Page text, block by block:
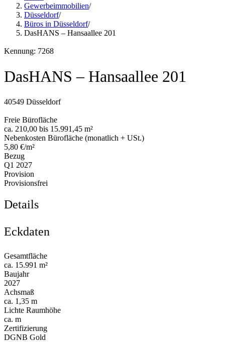
Gewerbeimmobilien/
Düsseldorf/
Büros in Düsseldorf/
DasHANS – Hansaallee 201
Kennung: 7268
DasHANS – Hansaallee 201
40549 Düsseldorf
Freie Bürofläche
ca. 210,00 bis 15.991,45 m²
Nebenkosten Bürofläche (monatlich + USt.)
5,80 €/m²
Bezug
Q1 2027
Provision
Provisionsfrei
Details
Eckdaten
Gesamtfläche
ca. 15.991 m²
Baujahr
2027
Achsmaß
ca. 1,35 m
Lichte Raumhöhe
ca. m
Zertifizierung
DGNB Gold